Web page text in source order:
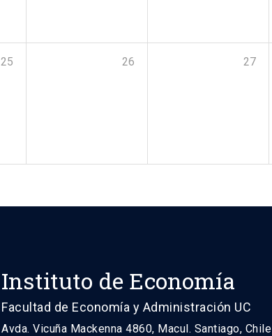
25 26 27
Instituto de Economía
Facultad de Economía y Administración UC
Avda. Vicuña Mackenna 4860, Macul. Santiago, Chile